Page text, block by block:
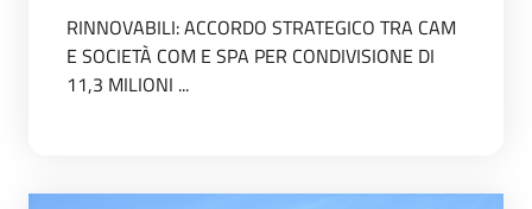
RINNOVABILI: ACCORDO STRATEGICO TRA CAM
E SOCIETÀ COM E SPA PER CONDIVISIONE DI
11,3 MILIONI ...